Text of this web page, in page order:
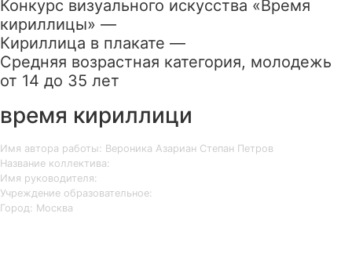
Конкурс визуального искусства «Время
кириллицы» —
Кириллица в плакате —
Средняя возрастная категория, молодежь
от 14 до 35 лет
время кириллици
Имя автора работы: Вероника Азариан Степан Петров
Название коллектива:
Имя руководителя:
Учреждение образовательное:
Город: Москва